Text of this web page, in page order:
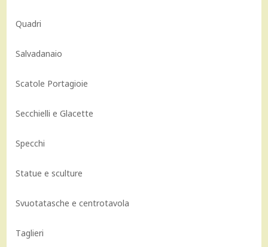
Quadri
Salvadanaio
Scatole Portagioie
Secchielli e Glacette
Specchi
Statue e sculture
Svuotatasche e centrotavola
Taglieri